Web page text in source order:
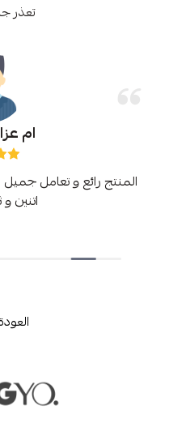
تعذر
ام
المنتج رائع و تعامل
اتنين و